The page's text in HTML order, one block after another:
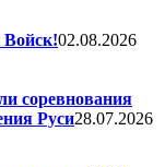
02.08.2026
соревнования
Руси28.07.2026